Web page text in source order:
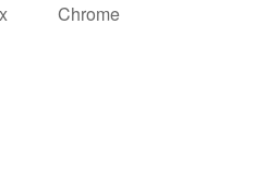
Chrome